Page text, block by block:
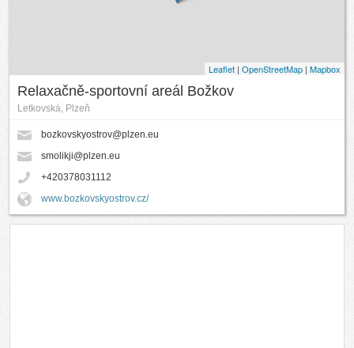
Leaflet | OpenStreetMap | Mapbox
Relaxačně-sportovní areál Božkov
Letkovská, Plzeň
bozkovskyostrov@plzen.eu
smolikji@plzen.eu
+420378031112
www.bozkovskyostrov.cz/